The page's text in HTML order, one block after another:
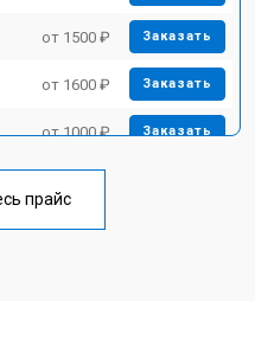
от 1500 ₽ Заказать
от 1600 ₽ Заказать
от 1000 ₽ Заказать
от 2800 ₽
прайс